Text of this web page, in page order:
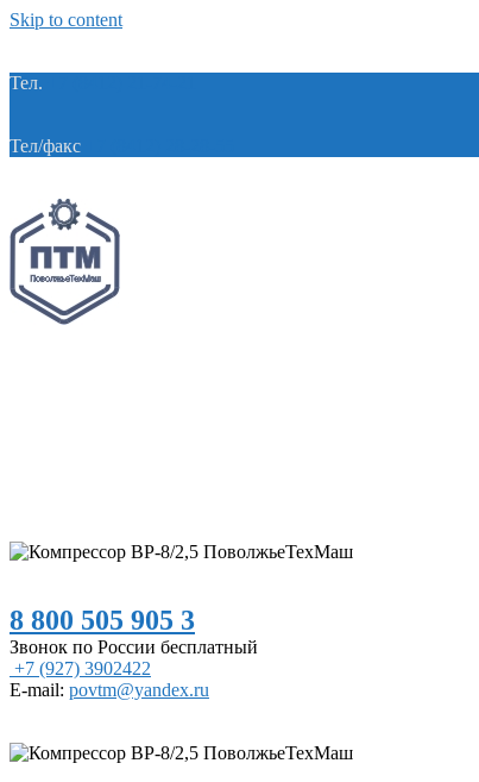
Skip to content
Тел.
Тел/факс
8 800 505 905 3
Звонок по России бесплатный
+7 (927) 3902422
E-mail: povtm@yandex.ru